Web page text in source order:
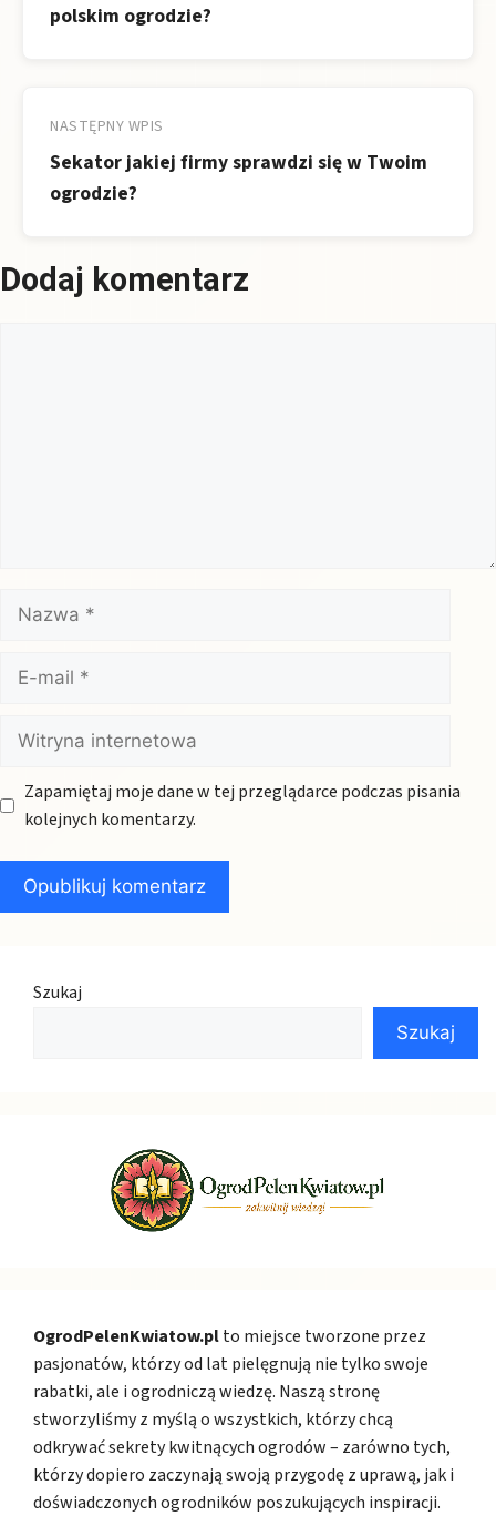
polskim ogrodzie?
NASTĘPNY WPIS
Sekator jakiej firmy sprawdzi się w Twoim
ogrodzie?
Dodaj komentarz
Nazwa
mail
Witryna
internetowa
Zapamiętaj moje dane w tej przeglądarce podczas pisania
kolejnych komentarzy.
Szukaj
Szukaj
OgrodPelenKwiatow.plto miejsce tworzone przez
pasjonatów, którzy od lat pielęgnują nie tylko swoje
rabatki, ale i ogrodniczą wiedzę. Naszą stronę
stworzyliśmy z myślą o wszystkich, którzy chcą
odkrywać sekrety kwitnących ogrodów – zarówno tych,
którzy dopiero zaczynają swoją przygodę z uprawą, jak i
doświadczonych ogrodników poszukujących inspiracji.